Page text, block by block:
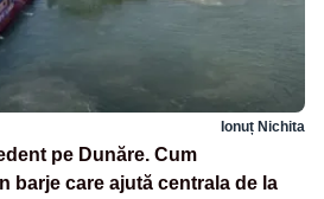
Ionuț Nichita
pe Dunăre. Cum
barje care ajută centrala de la